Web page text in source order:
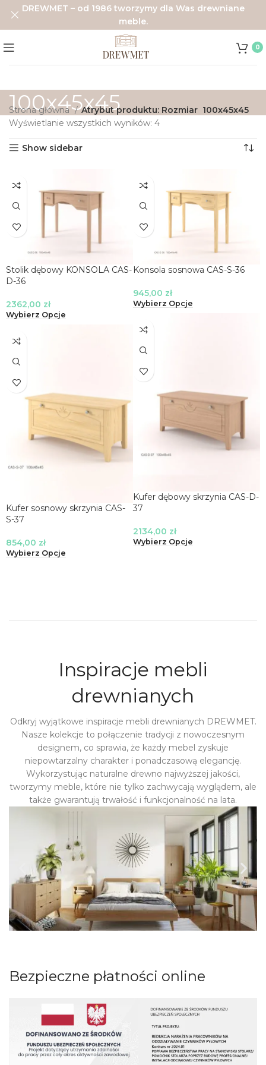
0
100x45x45
Strona główna Atrybut produktu: Rozmiar 100x45x45
Wyświetlanie wszystkich wyników: 4
Show sidebar
Stolik dębowy KONSOLA CAS-
D-36
2362,00 zł
Wybierz Opcje
Konsola sosnowa CAS-S-36
945,00 zł
Wybierz Opcje
Kufer dębowy skrzynia CAS-D-
37
2134,00 zł
Wybierz Opcje
Kufer sosnowy skrzynia CAS-
S-37
854,00 zł
Wybierz Opcje
Inspiracje mebli
drewnianych
Odkryj wyjątkowe inspiracje mebli drewnianych DREWMET.
Nasze kolekcje to połączenie tradycji z nowoczesnym
designem, co sprawia, że każdy mebel zyskuje
niepowtarzalny charakter i ponadczasową elegancję.
Wykorzystując naturalne drewno najwyższej jakości,
tworzymy meble, które nie tylko zachwycają wyglądem, ale
także gwarantują trwałość i funkcjonalność na lata.
Bezpieczne płatności online
DREWMET – od 1986 tworzymy dla Was drewniane
meble.